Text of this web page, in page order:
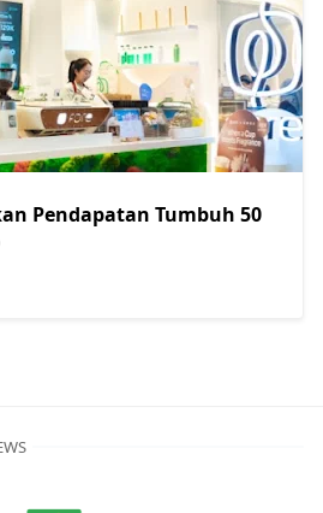
Pendapatan Tumbuh 50